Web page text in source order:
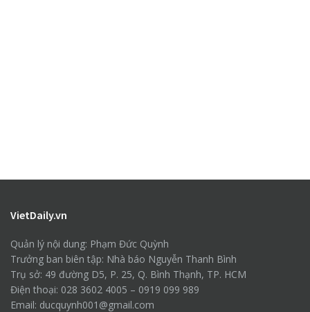
VietDaily.vn
Quản lý nội dung: Phạm Đức Quỳnh
Trưởng ban biên tập: Nhà báo Nguyễn Thanh Bình
Trụ sở: 49 đường D5, P. 25, Q. Bình Thạnh, TP. HCM
Điện thoại: 028 3602 4005 – 0919 099 989
Email: ducquynh001@gmail.com